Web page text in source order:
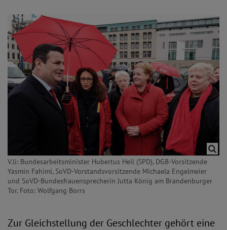
V.li: Bundesarbeitsminister Hubertus Heil (SPD), DGB-Vorsitzende
Yasmin Fahimi, SoVD-Vorstandsvorsitzende Michaela Engelmeier
und SoVD-Bundesfrauensprecherin Jutta König am Brandenburger
Tor. Foto: Wolfgang Borrs
Zur Gleichstellung der Geschlechter gehört eine